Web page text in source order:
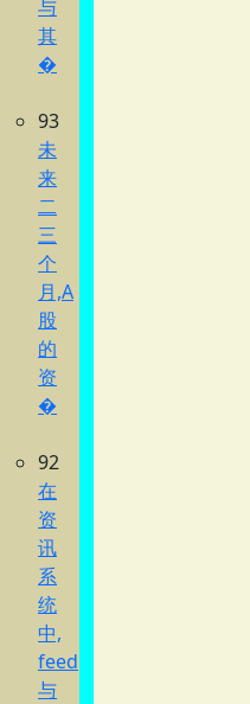
与
其
�
93
未
来
二
三
个
月,A
股
的
资
�
92
在
资
讯
系
统
中,
feed
与